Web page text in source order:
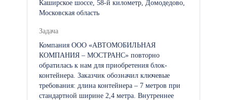
Каширское шоссе, 58-й километр, Домодедово,
Московская область
Задача
Компания ООО «АВТОМОБИЛЬНАЯ
КОМПАНИЯ – МОСТРАНС» повторно
обратилась к нам для приобретения блок-
контейнера. Заказчик обозначил ключевые
требования: длина контейнера – 7 метров при
стандартной ширине 2,4 метра. Внутреннее